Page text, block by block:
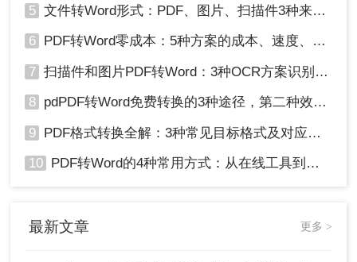
5 文件转Word形式：PDF、图片、扫描件3种来源分别怎么处理！
6 PDF转Word零成本：5种方案的成本、速度、精度对比！
7 扫描件和图片PDF转Word：3种OCR方案识别率实测！
8 pdPDF转Word免费转换的3种途径，第二种效率最高！
9 PDF格式转换全解：3种常见目标格式及对应操作方法！
10 PDF转Word的4种常用方式：从在线工具到桌面软件全梳理！
最新文章 更多 >